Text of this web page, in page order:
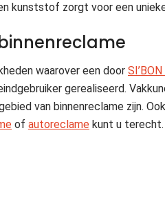
kunststof zorgt voor een
waarover een door
gerealiseerd.
van binnenreclame zijn.
of autoreclame kunt u